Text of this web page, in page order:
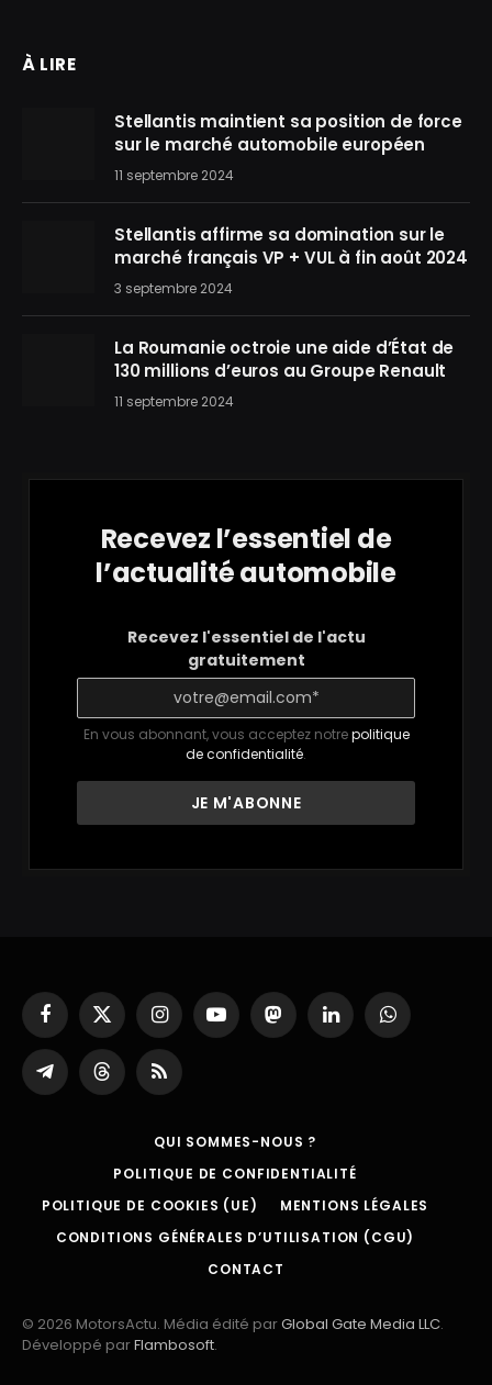
À LIRE
Stellantis maintient sa position de force
sur le marché automobile européen
11 septembre 2024
Stellantis affirme sa domination sur le
marché français VP + VUL à fin août 2024
3 septembre 2024
La Roumanie octroie une aide d’État de
130 millions d’euros au Groupe Renault
11 septembre 2024
Recevez l’essentiel de
l’actualité automobile
Recevez l'essentiel de l'actu
gratuitement
En vous abonnant, vous acceptez notrepolitique
de confidentialité.
Facebook
X
(Twitter)
InstagramYouTubeMastodonLinkedInWhatsApp
Partager
sur
ThreadsRSS
QUI SOMMES-NOUS ?
POLITIQUE DE CONFIDENTIALITÉ
POLITIQUE DE COOKIES (UE)
MENTIONS LÉGALES
CONDITIONS GÉNÉRALES D’UTILISATION (CGU)
CONTACT
© 2026 MotorsActu. Média édité parGlobal Gate Media LLC.
Développé parFlambosoft.